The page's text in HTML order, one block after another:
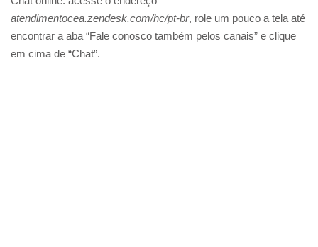
atendimentocea.zendesk.com/hc/pt-br, role um pouco a tela até
encontrar a aba “Fale conosco também pelos canais” e clique
em cima de “Chat”.